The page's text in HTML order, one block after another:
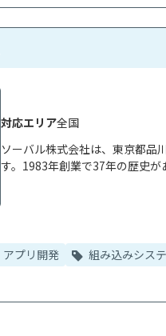
ソーバル株式会社は、東京都品
す。1983年創業で37年の歴史が
対応エリア全国
アプリ開発 組み込みシス